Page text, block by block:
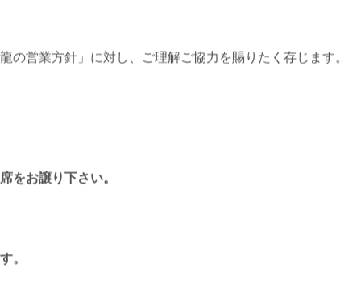
営業方針」に対し、ご理解ご協力を賜りたく存じます。
をお譲り下さい。
。